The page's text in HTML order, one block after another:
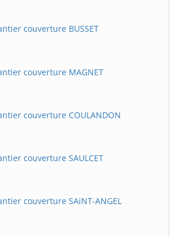
couverture BUSSET
couverture MAGNET
couverture COULANDON
couverture SAULCET
couverture SAiNT-ANGEL